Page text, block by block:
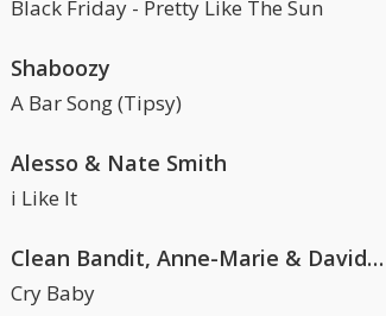
Black Friday - Pretty Like The Sun
Shaboozy
A Bar Song (Tipsy)
Alesso & Nate Smith
i Like It
Clean Bandit, Anne-Marie & David Guetta
Cry Baby